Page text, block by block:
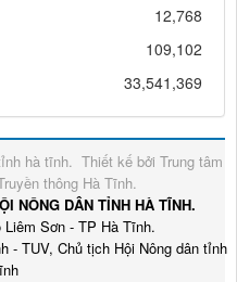
12,768
109,102
33,541,369
hà tĩnh. Thiết kế bởi Trung tâm
thông Hà Tĩnh.
NÔNG DÂN TỈNH HÀ TĨNH.
Sơn - TP Hà Tĩnh.
- TUV, Chủ tịch Hội Nông dân tỉnh